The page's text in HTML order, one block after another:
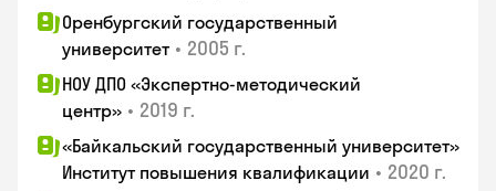
Оренбургский государственный
университет • 2005 г.
НОУ ДПО «Экспертно-методический
центр» • 2019 г.
«Байкальский государственный университет»
Институт повышения квалификации • 2020 г.